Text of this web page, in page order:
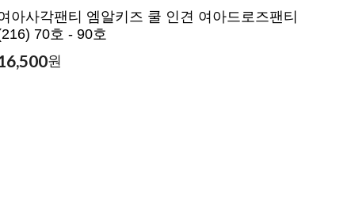
아사각팬티 엠알키즈 쿨 인견 여아드로즈팬티
70호 - 90호
원